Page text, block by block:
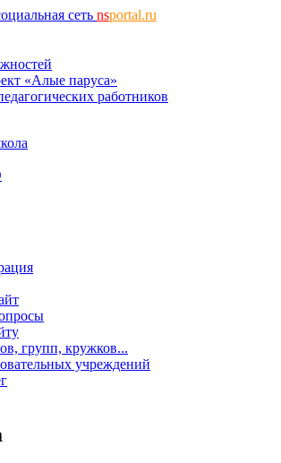
сеть nsportal.ru
«Алые паруса»
работников
групп, кружков...
учреждений